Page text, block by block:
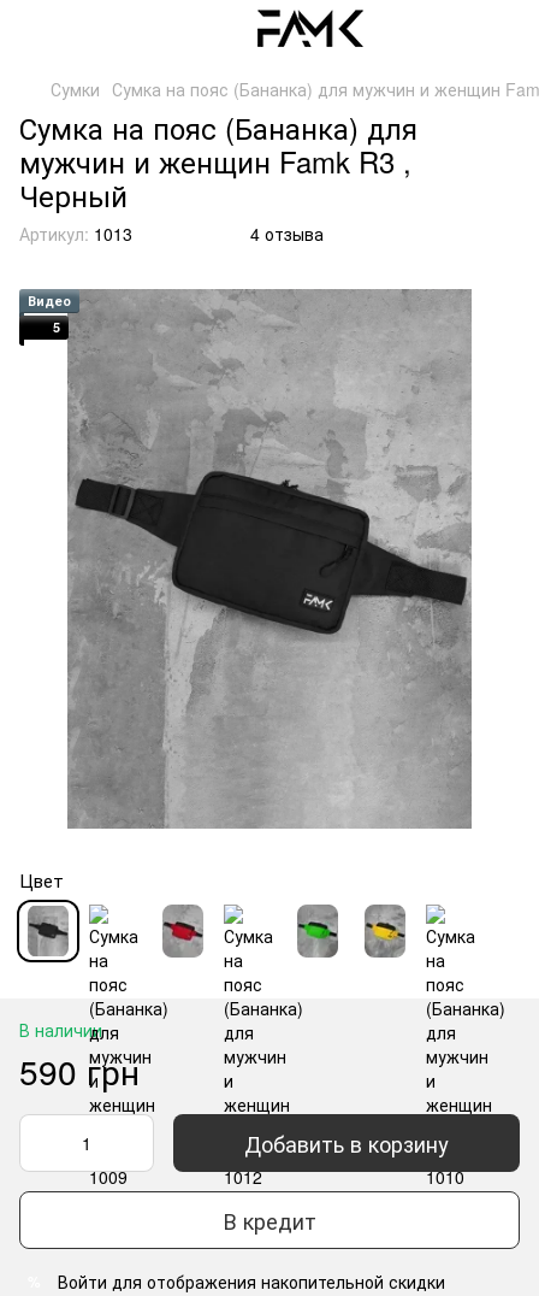
Сумки Сумка на пояс (Бананка) для мужчин и женщин
Сумка на пояс (Бананка) для
мужчин и женщин Famk R3 ,
Черный
Артикул: 1013 4 отзыва
Видео
5
Цвет
В наличии
590 грн
Добавить в корзину
В кредит
Войти для отображения накопительной скидки